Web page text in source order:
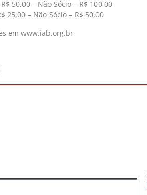
50,00 – Não Sócio – R$ 100,00
25,00 – Não Sócio – R$ 50,00
em www.iab.org.br